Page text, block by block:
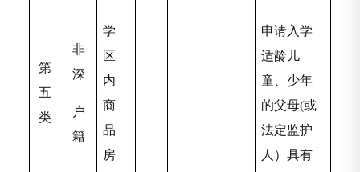
第
五
类
非
深
户
籍
学
区
内
商
品
房
申请入学
适龄儿
童、少年
的父母(或
法定监护
人）具有